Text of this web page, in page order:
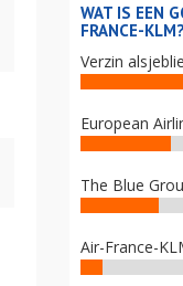
WAT IS EEN
FRANCE-KLM?
Verzin
European
The Blue
Air-France-